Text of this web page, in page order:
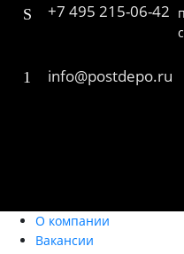
+7 495 215-06-42
info@postdepo.ru
О компании
Вакансии